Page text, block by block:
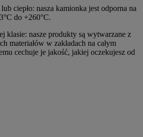
ciepło: nasza kamionka jest odporna na
do +260°C.
klasie: nasze produkty są wytwarzane z
materiałów w zakładach na całym
cechuje je jakość, jakiej oczekujesz od